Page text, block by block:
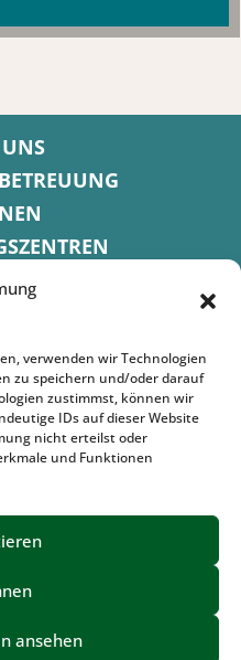
verwenden wir Technologien
zu speichern und/oder darauf
zustimmst, können wir
IDs auf dieser Website
nicht erteilst oder
und Funktionen
ansehen
JUGEND
0001 5520 00